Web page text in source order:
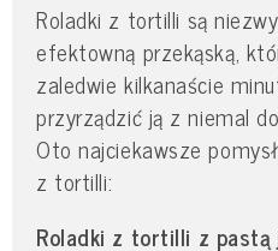
Roladki z tortilli są
efektowną przekąską,
zaledwie kilkanaście
przyrządzić ją z niemal
Oto najciekawsze
z tortilli:
Roladki z tortilli z pastą